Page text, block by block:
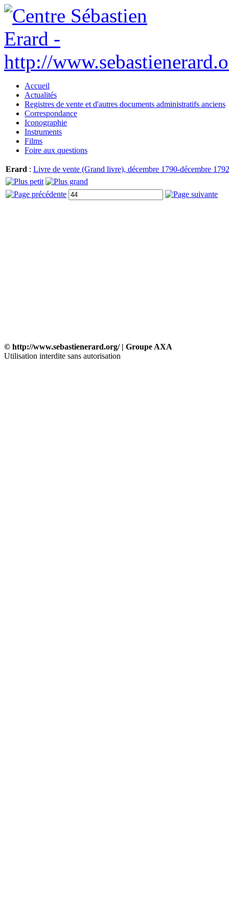
Accueil
Actualités
Registres de vente et d'autres documents administratifs anciens
Correspondance
Iconographie
Instruments
Films
Foire aux questions
Erard : Livre de vente (Grand livre), décembre 1790-décembre
© http://www.sebastienerard.org/ | Groupe AXA
Utilisation interdite sans autorisation